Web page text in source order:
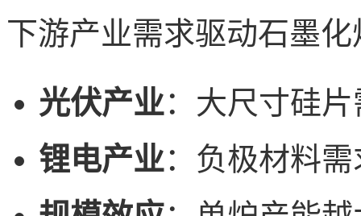
下游产业需求驱动石墨
光伏产业：大尺寸硅
锂电产业：负极材料